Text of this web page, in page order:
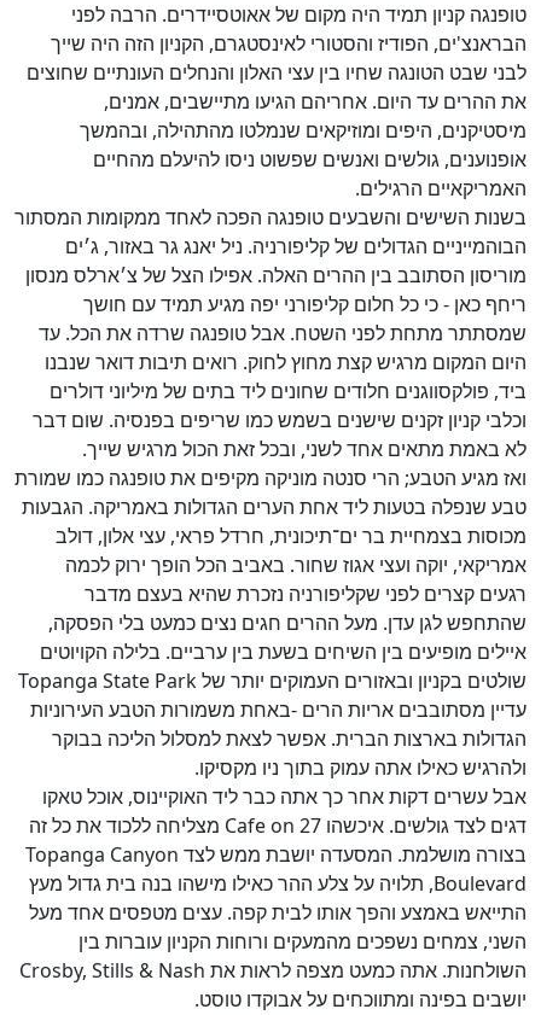
טופנגה קניון תמיד היה מקום של אאוטסיידרים. הרבה לפני
הבראנצ'ים, הפודיז והסטורי לאינסטגרם, הקניון הזה היה שייך
לבני שבט הטונגה שחיו בין עצי האלון והנחלים העונתיים שחוצים
את ההרים עד היום. אחריהם הגיעו מתיישבים, אמנים,
מיסטיקנים, היפים ומוזיקאים שנמלטו מהתהילה, ובהמשך
אופנוענים, גולשים ואנשים שפשוט ניסו להיעלם מהחיים
האמריקאיים הרגילים.
בשנות השישים והשבעים טופנגה הפכה לאחד ממקומות המסתור
הבוהמייניים הגדולים של קליפורניה. ניל יאנג גר באזור, ג׳ים
מוריסון הסתובב בין ההרים האלה. אפילו הצל של צ׳ארלס מנסון
ריחף כאן - כי כל חלום קליפורני יפה מגיע תמיד עם חושך
שמסתתר מתחת לפני השטח. אבל טופנגה שרדה את הכל. עד
היום המקום מרגיש קצת מחוץ לחוק. רואים תיבות דואר שנבנו
ביד, פולקסווגנים חלודים שחונים ליד בתים של מיליוני דולרים
וכלבי קניון זקנים שישנים בשמש כמו שריפים בפנסיה. שום דבר
לא באמת מתאים אחד לשני, ובכל זאת הכול מרגיש שייך.
ואז מגיע הטבע; הרי סנטה מוניקה מקיפים את טופנגה כמו שמורת
טבע שנפלה בטעות ליד אחת הערים הגדולות באמריקה. הגבעות
מכוסות בצמחיית בר ים־תיכונית, חרדל פראי, עצי אלון, דולב
אמריקאי, יוקה ועצי אגוז שחור. באביב הכל הופך ירוק לכמה
רגעים קצרים לפני שקליפורניה נזכרת שהיא בעצם מדבר
שהתחפש לגן עדן. מעל ההרים חגים נצים כמעט בלי הפסקה,
איילים מופיעים בין השיחים בשעת בין ערביים. בלילה הקויוטים
שולטים בקניון ובאזורים העמוקים יותר של Topanga State Park
עדיין מסתובבים אריות הרים -באחת משמורות הטבע העירוניות
הגדולות בארצות הברית. אפשר לצאת למסלול הליכה בבוקר
ולהרגיש כאילו אתה עמוק בתוך ניו מקסיקו.
אבל עשרים דקות אחר כך אתה כבר ליד האוקיינוס, אוכל טאקו
דגים לצד גולשים. איכשהו Cafe on 27 מצליחה ללכוד את כל זה
בצורה מושלמת. המסעדה יושבת ממש לצד Topanga Canyon
Boulevard, תלויה על צלע ההר כאילו מישהו בנה בית גדול מעץ
התייאש באמצע והפך אותו לבית קפה. עצים מטפסים אחד מעל
השני, צמחים נשפכים מהמעקים ורוחות הקניון עוברות בין
השולחנות. אתה כמעט מצפה לראות את Crosby, Stills & Nash
יושבים בפינה ומתווכחים על אבוקדו טוסט.